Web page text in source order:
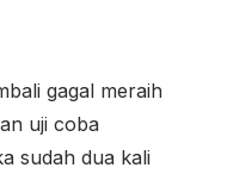
gagal meraih
uji coba
sudah dua kali